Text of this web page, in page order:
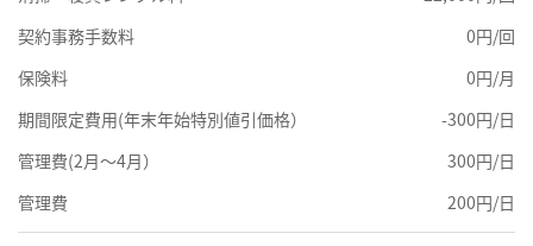
契約事務手数料
0円/回
保険料
0円/月
期間限定費用(年末年始特別値引価格）
-300円/日
管理費(2月～4月）
300円/日
管理費
200円/日